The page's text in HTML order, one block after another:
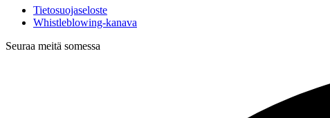
Tietosuojaseloste
Whistleblowing-kanava
Seuraa meitä somessa